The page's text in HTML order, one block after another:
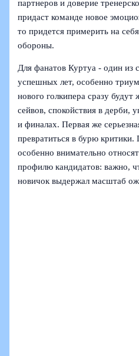
партнеров и доверие
придаст команде новое
то придется примерить на
обороны.
Для фанатов Куртуа - один из
успешных лет, особенно
нового голкипера сразу
сейвов, спокойствия в дерби,
и финалах. Первая же
превратиться в бурю
особенно внимательно
профилю кандидатов: важно,
новичок выдержал масштаб